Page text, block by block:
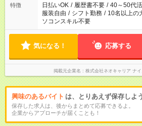
特徴 日払いOK / 履歴書不要 / 40～50代
服装自由 / シフト勤務 / 10名以上の
ソコンスキル不要
気になる！ 応募する
掲載元企業名 株式会社ネオキャリア ナ
興味のあるバイト は、とりあえず保存しよ
保存した求人は、後からまとめて応募できるよ。
企業からアプローチが届くことも！